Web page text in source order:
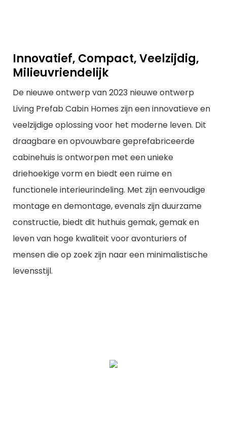
Innovatief, Compact, Veelzijdig,
Milieuvriendelijk
De nieuwe ontwerp van 2023 nieuwe ontwerp
Living Prefab Cabin Homes zijn een innovatieve en
veelzijdige oplossing voor het moderne leven. Dit
draagbare en opvouwbare geprefabriceerde
cabinehuis is ontworpen met een unieke
driehoekige vorm en biedt een ruime en
functionele interieurindeling. Met zijn eenvoudige
montage en demontage, evenals zijn duurzame
constructie, biedt dit huthuis gemak, gemak en
leven van hoge kwaliteit voor avonturiers of
mensen die op zoek zijn naar een minimalistische
levensstijl.